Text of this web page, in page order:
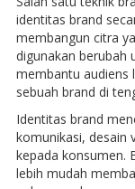
identitas brand
membangun citra
digunakan berubah
membantu audiens
sebuah brand di
Identitas brand
komunikasi, desain
kepada konsumen.
lebih mudah